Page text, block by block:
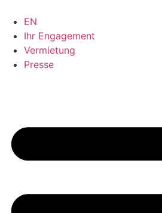
Inhalt
springen
EN
Ihr Engagement
Vermietung
Presse